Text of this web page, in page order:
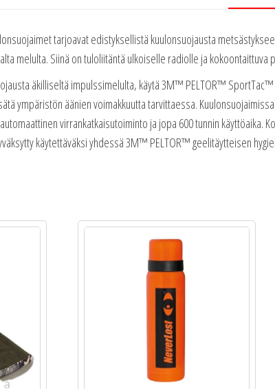
tarjoavat edistyksellistä kuulonsuojausta
melulta. Siinä on tuloliitäntä ulkoiselle radiolle ja kokoontaittuva
äkilliseltä impulssimelulta, käytä 3M™ PELTOR™
ympäristön äänien voimakkuutta tarvittaessa.
virrankatkaisutoiminto ja jopa 600 tunnin käyttöaika.
käytettäväksi yhdessä 3M™ PELTOR™ geelitäytteisen